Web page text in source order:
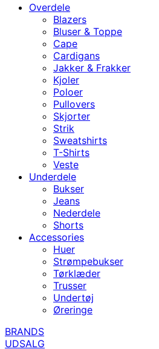
Overdele
Blazers
Bluser & Toppe
Cape
Cardigans
Jakker & Frakker
Kjoler
Poloer
Pullovers
Skjorter
Strik
Sweatshirts
T-Shirts
Veste
Underdele
Bukser
Jeans
Nederdele
Shorts
Accessories
Huer
Strømpebukser
Tørklæder
Trusser
Undertøj
Øreringe
BRANDS
UDSALG